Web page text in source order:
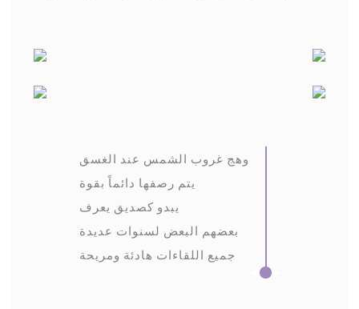
وهج غروب الشمس عند الغسق
يتم رصفها دائماً بقوة
يبدو كصديق يعرف
بعضهم البعض لسنوات عديدة
جميع اللقاءات هادئة ومريحة